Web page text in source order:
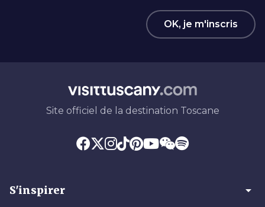
OK, je m'inscris
Site officiel de la destination Toscane
S'inspirer arrow_drop_down